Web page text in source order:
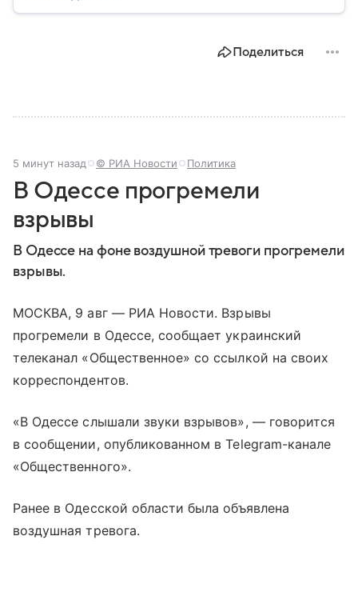
Поделиться
5 минут назад © РИА Новости Политика
В Одессе прогремели
взрывы
В Одессе на фоне воздушной тревоги прогремели
взрывы.
МОСКВА, 9 авг — РИА Новости. Взрывы
прогремели в Одессе, сообщает украинский
телеканал «Общественное» со ссылкой на своих
корреспондентов.
«В Одессе слышали звуки взрывов», — говорится
в сообщении, опубликованном в Telegram-канале
«Общественного».
Ранее в Одесской области была объявлена
воздушная тревога.